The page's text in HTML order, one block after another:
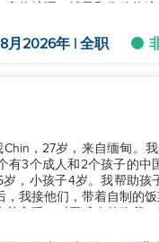
月2026年 | 全职
，27岁，来自缅甸。
有3个成人和2个孩子的
，小孩子4岁。我帮助
我接他们，带着自制的